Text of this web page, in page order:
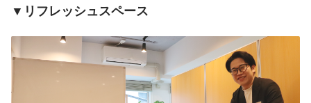
▼リフレッシュスペース